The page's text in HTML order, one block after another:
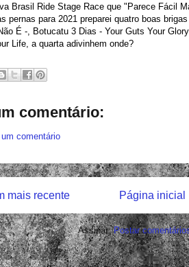
Brasil Ride Stage Race que "Parece Fácil
pernas para 2021 preparei quatro boas
É -, Botucatu 3 Dias - Your Guts Your
Life, a quarta adivinhem onde?
comentário:
comentário
mais recente Página inicial
Assinar:Postar